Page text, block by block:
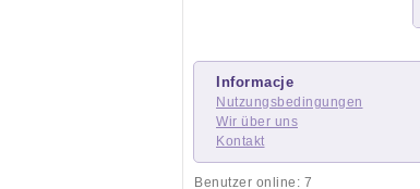
Informacje
Nutzungsbedingungen
Wir über uns
Kontakt
Benutzer online: 7